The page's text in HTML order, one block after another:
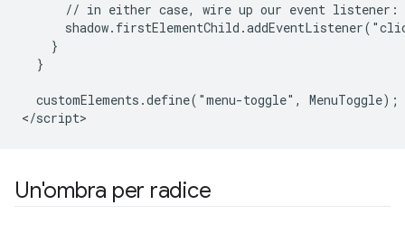
      // in either case, wire up our event listener:
    }
  }
  customElements.define("menu-toggle", MenuToggle);
Un'ombra per radice